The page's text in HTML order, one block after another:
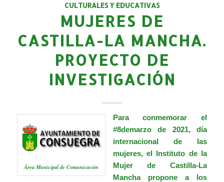
CULTURALES Y EDUCATIVAS
MUJERES DE
CASTILLA-LA MANCHA.
PROYECTO DE
INVESTIGACIÓN
Área Municipal de Comunicación
Para conmemorar el
#8demarzode 2021, día
internacional de las
mujeres, el Instituto de la
Mujer de Castilla-La
Mancha propone a los